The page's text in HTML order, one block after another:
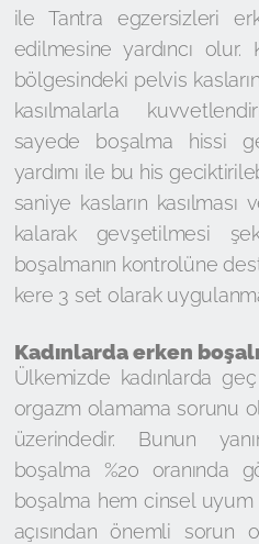
ile Tantra egzersizleri
edilmesine yardıncı
bölgesindeki pelvis
kasılmalarla
sayede boşalma hissi
yardımı ile bu his
saniye kasların kasılması
kalarak gevşetilmesi
boşalmanın kontrolüne
kere 3 set olarak
Kadınlarda erken
Ülkemizde kadınlarda
orgazm olamama sorunu
üzerindedir. Bunun
boşalma %20 oranında
boşalma hem cinsel
açısından önemli sorun